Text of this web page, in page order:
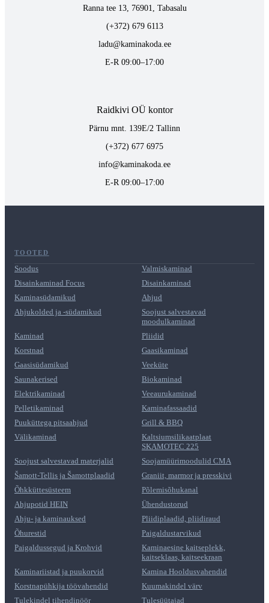
Ranna tee 13, 76901, Tabasalu
(+372) 679 6113
ladu@kaminakoda.ee
E-R 09:00–17:00
Raidkivi OÜ kontor
Pärnu mnt. 139E/2 Tallinn
(+372) 677 6975
info@kaminakoda.ee
E-R 09:00–17:00
TOOTED
Soodus
Valmiskaminad
Disainkaminad Focus
Disainkaminad
Kaminasüdamikud
Ahjud
Ahjukolded ja -südamikud
Soojust salvestavad
moodulkaminad
Kaminad
Pliidid
Korstnad
Gaasikaminad
Gaasisüdamikud
Veeküte
Saunakerised
Biokaminad
Elektrikaminad
Veeaurukaminad
Pelletikaminad
Kaminafassaadid
Puuküttega pitsaahjud
Grill & BBQ
Välikaminad
Kaltsiumsilikaatplaat
SKAMOTEC 225
Soojust salvestavad materjalid
Soojamüürimoodulid CMA
Šamott-Tellis ja Šamottplaadid
Graniit, marmor ja presskivi
Õhkküttesüsteem
Põlemisõhukanal
Ahjupotid HEIN
Ühendustorud
Ahju- ja kaminauksed
Pliidiplaadid, pliidiraud
Õhurestid
Paigaldustarvikud
Paigaldussegud ja Krohvid
Kaminaesine kaitseplekk,
kaitseklaas, kaitseekraan
Kaminariistad ja puukorvid
Kamina Hooldusvahendid
Korstnapühkija töövahendid
Kuumakindel värv
Tulekindel tihendinöör
Tulesüütajad